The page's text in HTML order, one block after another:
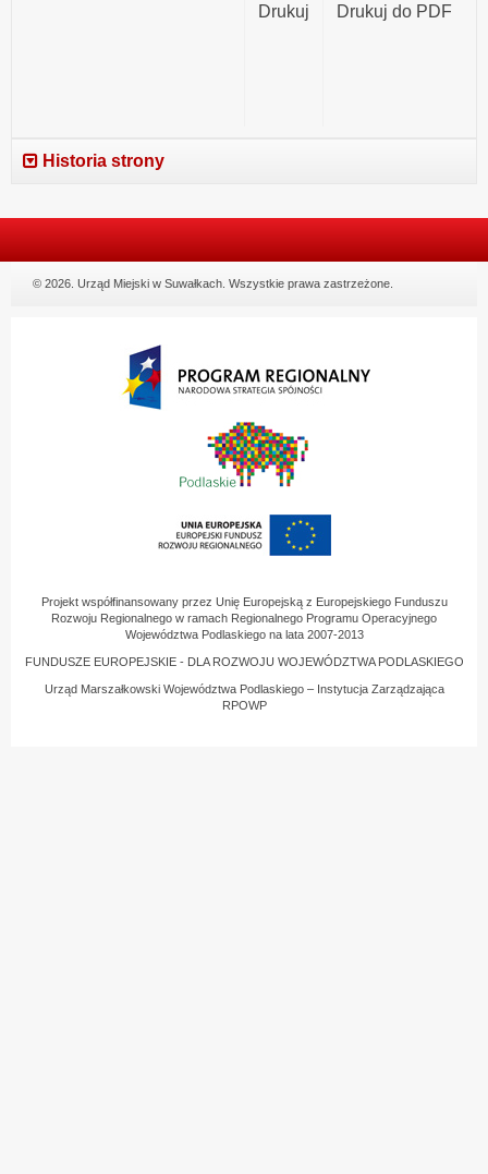
Drukuj do PDF
Drukuj
Historia strony
© 2026. Urząd Miejski w Suwałkach. Wszystkie prawa zastrzeżone.
Projekt współfinansowany przez Unię Europejską z Europejskiego Funduszu
Rozwoju Regionalnego w ramach Regionalnego Programu Operacyjnego
Województwa Podlaskiego na lata 2007-2013
FUNDUSZE EUROPEJSKIE - DLA ROZWOJU WOJEWÓDZTWA PODLASKIEGO
Urząd Marszałkowski Województwa Podlaskiego – Instytucja Zarządzająca
RPOWP